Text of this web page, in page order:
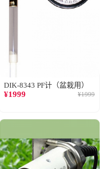
DIK-8343 PF计（盆栽用）
¥1999 ¥1999